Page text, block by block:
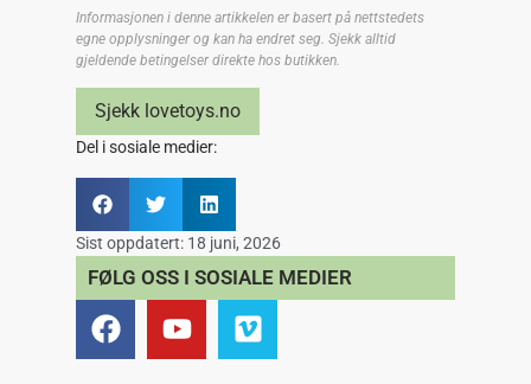
Informasjonen i denne artikkelen er basert på nettstedets
egne opplysninger og kan ha endret seg. Sjekk alltid
gjeldende betingelser direkte hos butikken.
Sjekk lovetoys.no
Del i sosiale medier:
Sist oppdatert: 18 juni, 2026
FØLG OSS I SOSIALE MEDIER